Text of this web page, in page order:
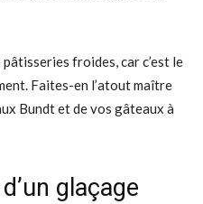
froides, car c’est le
Faites-en l’atout maître
Bundt et de vos gâteaux à
glaçage